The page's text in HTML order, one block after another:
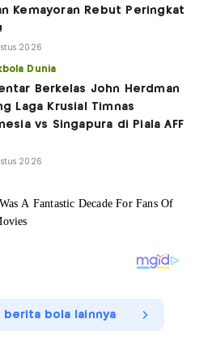
Kemayoran Rebut Peringkat
2026
Dunia
Berkelas John Herdman
Laga Krusial Timnas
vs Singapura di Piala AFF
2026
berita bola lainnya